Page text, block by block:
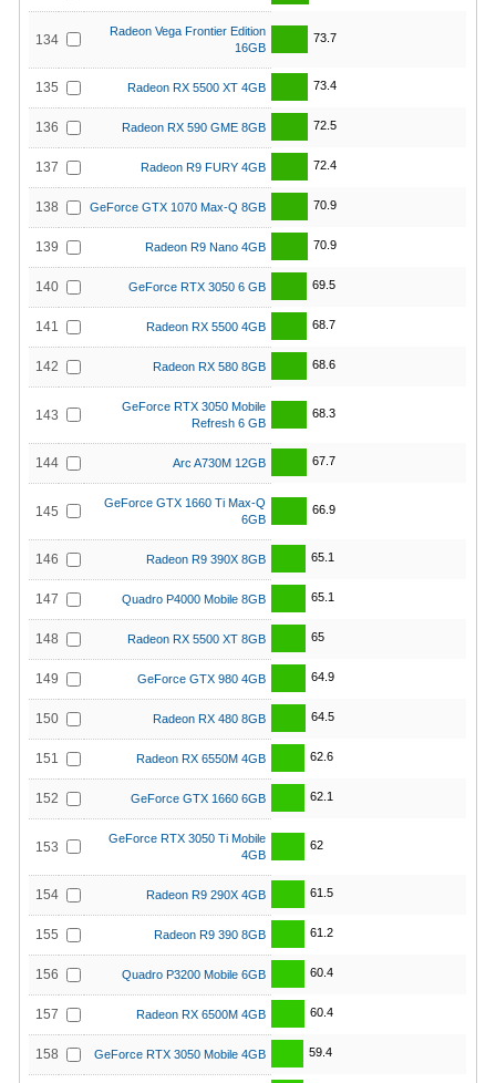
134
Radeon Vega Frontier Edition
16GB
73.7
135 Radeon RX 5500 XT 4GB 73.4
136 Radeon RX 590 GME 8GB 72.5
137 Radeon R9 FURY 4GB 72.4
138 GeForce GTX 1070 Max-Q 8GB 70.9
139 Radeon R9 Nano 4GB 70.9
140 GeForce RTX 3050 6 GB 69.5
141 Radeon RX 5500 4GB 68.7
142 Radeon RX 580 8GB 68.6
143
GeForce RTX 3050 Mobile
Refresh 6 GB
68.3
144 Arc A730M 12GB 67.7
145
GeForce GTX 1660 Ti Max-Q
6GB
66.9
146 Radeon R9 390X 8GB 65.1
147 Quadro P4000 Mobile 8GB 65.1
148 Radeon RX 5500 XT 8GB 65
149 GeForce GTX 980 4GB 64.9
150 Radeon RX 480 8GB 64.5
151 Radeon RX 6550M 4GB 62.6
152 GeForce GTX 1660 6GB 62.1
153
GeForce RTX 3050 Ti Mobile
4GB
62
154 Radeon R9 290X 4GB 61.5
155 Radeon R9 390 8GB 61.2
156 Quadro P3200 Mobile 6GB 60.4
157 Radeon RX 6500M 4GB 60.4
158 GeForce RTX 3050 Mobile 4GB 59.4